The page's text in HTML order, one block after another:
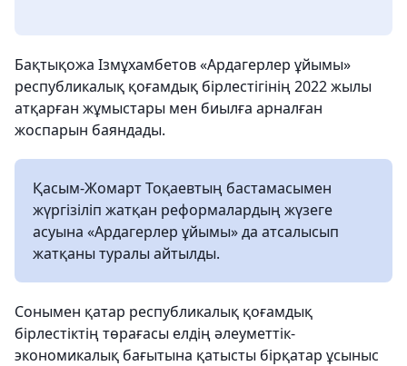
Бақтықожа Ізмұхамбетов «Ардагерлер ұйымы»
республикалық қоғамдық бірлестігінің 2022 жылы
атқарған жұмыстары мен биылға арналған
жоспарын баяндады.
Қасым-Жомарт Тоқаевтың бастамасымен
жүргізіліп жатқан реформалардың жүзеге
асуына «Ардагерлер ұйымы» да атсалысып
жатқаны туралы айтылды.
Сонымен қатар республикалық қоғамдық
бірлестіктің төрағасы елдің әлеуметтік-
экономикалық бағытына қатысты бірқатар ұсыныс